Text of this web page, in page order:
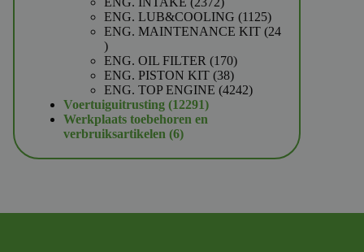
producten
ENG. LUB&COOLING 11251125
producten
ENG. MAINTENANCE KIT 24
24
producten
ENG. OIL FILTER 170170
producten
ENG. PISTON KIT 3838
producten
ENG. TOP ENGINE 42424242
Voertuiguitrusting 1229112291
producten
Werkplaats toebehoren en
verbruiksartikelen 66